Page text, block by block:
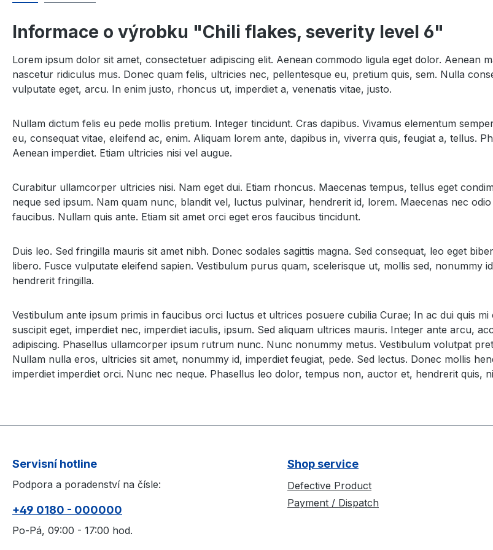
Informace o výrobku "Chili flakes, severity level 6"
Lorem ipsum dolor sit amet, consectetuer adipiscing elit. Aenean commodo ligula eget dolor. Aenean
nascetur ridiculus mus. Donec quam felis, ultricies nec, pellentesque eu, pretium quis, sem. Nulla
vulputate eget, arcu. In enim justo, rhoncus ut, imperdiet a, venenatis vitae, justo.
Nullam dictum felis eu pede mollis pretium. Integer tincidunt. Cras dapibus. Vivamus elementum
eu, consequat vitae, eleifend ac, enim. Aliquam lorem ante, dapibus in, viverra quis, feugiat a, tellus.
Aenean imperdiet. Etiam ultricies nisi vel augue.
Curabitur ullamcorper ultricies nisi. Nam eget dui. Etiam rhoncus. Maecenas tempus, tellus eget
neque sed ipsum. Nam quam nunc, blandit vel, luctus pulvinar, hendrerit id, lorem. Maecenas nec
faucibus. Nullam quis ante. Etiam sit amet orci eget eros faucibus tincidunt.
Duis leo. Sed fringilla mauris sit amet nibh. Donec sodales sagittis magna. Sed consequat, leo eget
libero. Fusce vulputate eleifend sapien. Vestibulum purus quam, scelerisque ut, mollis sed, nonummy
hendrerit fringilla.
Vestibulum ante ipsum primis in faucibus orci luctus et ultrices posuere cubilia Curae; In ac dui quis
suscipit eget, imperdiet nec, imperdiet iaculis, ipsum. Sed aliquam ultrices mauris. Integer ante arcu,
adipiscing. Phasellus ullamcorper ipsum rutrum nunc. Nunc nonummy metus. Vestibulum volutpat
Nullam nulla eros, ultricies sit amet, nonummy id, imperdiet feugiat, pede. Sed lectus. Donec mollis
imperdiet imperdiet orci. Nunc nec neque. Phasellus leo dolor, tempus non, auctor et, hendrerit quis,
Servisní hotline
Podpora a poradenství na čísle:
+49 0180 - 000000
Po-Pá, 09:00 - 17:00 hod.
Shop service
Defective Product
Payment / Dispatch